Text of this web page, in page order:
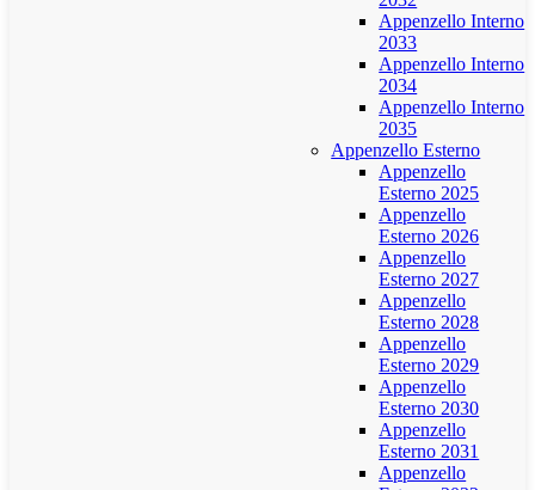
Appenzello Interno
2033
Appenzello Interno
2034
Appenzello Interno
2035
Appenzello Esterno
Appenzello
Esterno 2025
Appenzello
Esterno 2026
Appenzello
Esterno 2027
Appenzello
Esterno 2028
Appenzello
Esterno 2029
Appenzello
Esterno 2030
Appenzello
Esterno 2031
Appenzello